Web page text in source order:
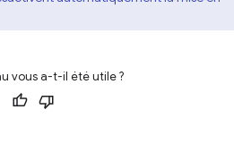
vous a-t-il été utile ?